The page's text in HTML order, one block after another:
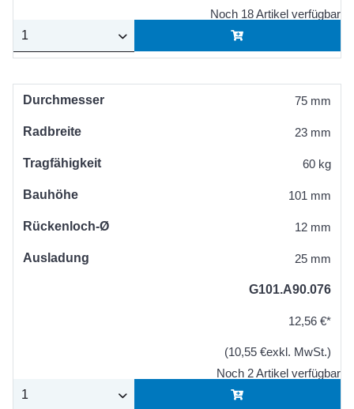
Noch 18 Artikel verfügbar
Durchmesser 75 mm
Radbreite 23 mm
Tragfähigkeit 60 kg
Bauhöhe 101 mm
Rückenloch-Ø 12 mm
Ausladung 25 mm
G101.A90.076
12,56 €*
(10,55 €exkl. MwSt.)
Noch 2 Artikel verfügbar